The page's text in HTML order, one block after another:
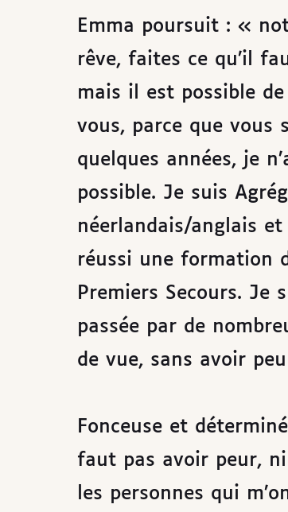
Emma poursuit : «
rêve, faites ce qu’il
mais il est possible
vous, parce que vous
quelques années, je
possible. Je suis
néerlandais/anglais
réussi une formation
Premiers Secours. Je
passée par de
de vue, sans avoir
Fonceuse et
faut pas avoir peur, ni
les personnes qui